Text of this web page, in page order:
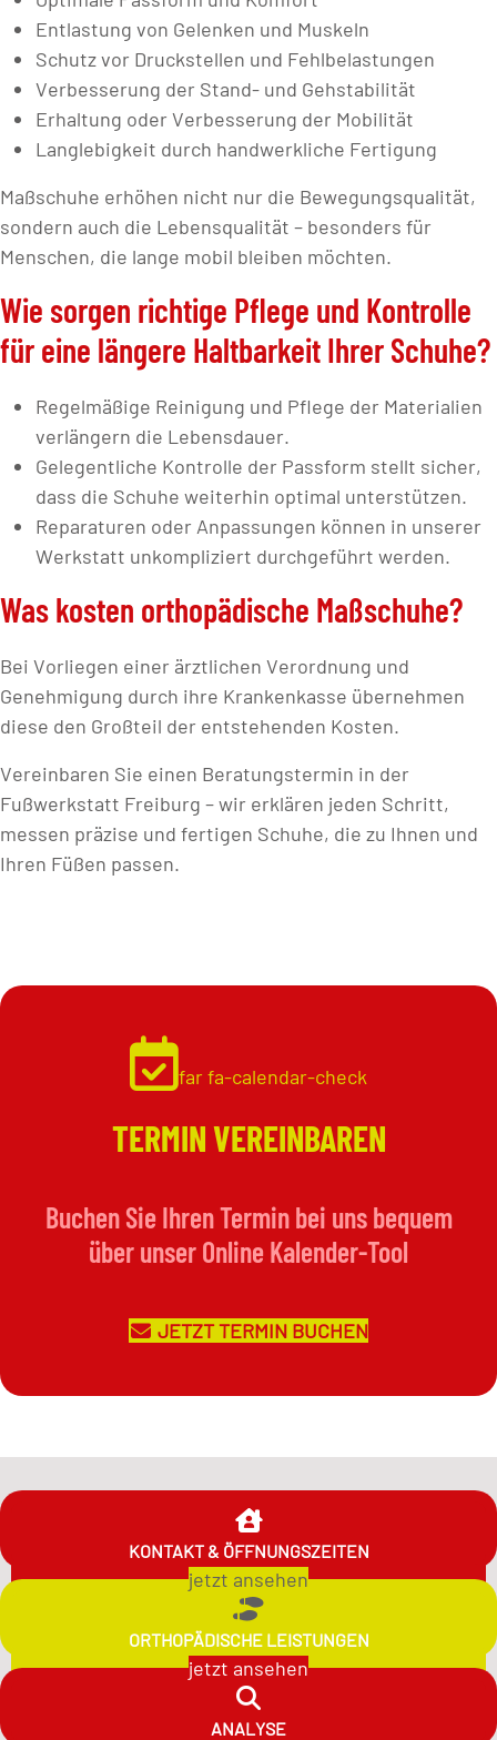
Entlastung von Gelenken und Muskeln
Schutz vor Druckstellen und Fehlbelastungen
Verbesserung der Stand- und Gehstabilität
Erhaltung oder Verbesserung der Mobilität
Langlebigkeit durch handwerkliche Fertigung
Maßschuhe erhöhen nicht nur die Bewegungsqualität,
sondern auch die Lebensqualität – besonders für
Menschen, die lange mobil bleiben möchten.
Wie sorgen richtige Pflege und Kontrolle
für eine längere Haltbarkeit Ihrer Schuhe?
Regelmäßige Reinigung und Pflege der Materialien
verlängern die Lebensdauer.
Gelegentliche Kontrolle der Passform stellt sicher,
dass die Schuhe weiterhin optimal unterstützen.
Reparaturen oder Anpassungen können in unserer
Werkstatt unkompliziert durchgeführt werden.
Was kosten orthopädische Maßschuhe?
Bei Vorliegen einer ärztlichen Verordnung und
Genehmigung durch ihre Krankenkasse übernehmen
diese den Großteil der entstehenden Kosten.
Vereinbaren Sie einen Beratungstermin in der
Fußwerkstatt Freiburg – wir erklären jeden Schritt,
messen präzise und fertigen Schuhe, die zu Ihnen und
Ihren Füßen passen.
far fa-calendar-check
TERMIN VEREINBAREN
Buchen Sie Ihren Termin bei uns bequem
über unser Online Kalender-Tool
JETZT TERMIN BUCHEN
KONTAKT & ÖFFNUNGSZEITEN
jetzt ansehen
ORTHOPÄDISCHE LEISTUNGEN
jetzt ansehen
ANALYSE